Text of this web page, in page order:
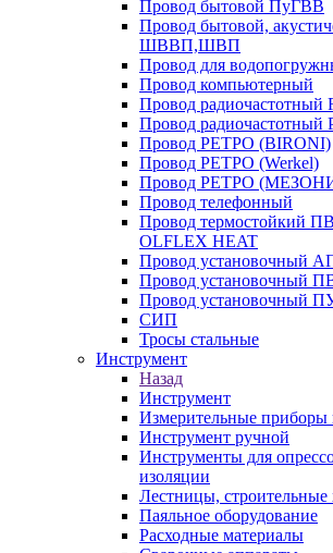
Провод бытовой ПуГВВ
Провод бытовой,
ШВВП,ШВП
Провод для
Провод компьютерный
Провод радиочастотный
Провод радиочастотный
Провод РЕТРО (BIRONI)
Провод РЕТРО (Werkel)
Провод РЕТРО
Провод телефонный
Провод термостойкий
OLFLEX HEAT
Провод установочный
Провод установочный
Провод установочный
СИП
Тросы стальные
Инструмент
Назад
Инструмент
Измерительные приборы
Инструмент ручной
Инструменты для
изоляции
Лестницы, строительные
Паяльное оборудование
Расходные материалы